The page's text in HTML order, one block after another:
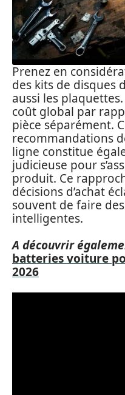
Prenez en
des kits de disques
aussi les
coût global par
pièce séparément.
recommandations
ligne constitue
judicieuse pour
produit. Ce
décisions d’achat
souvent de faire
intelligentes.
A découvrir
batteries voiture
2026